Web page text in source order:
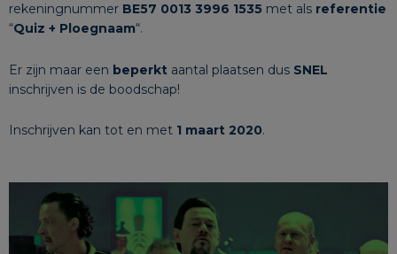
rekeningnummer BE57 0013 3996 1535 met als referentie
“Quiz + Ploegnaam“.
Er zijn maar een beperkt aantal plaatsen dus SNEL
inschrijven is de boodschap!
Inschrijven kan tot en met 1 maart 2020.